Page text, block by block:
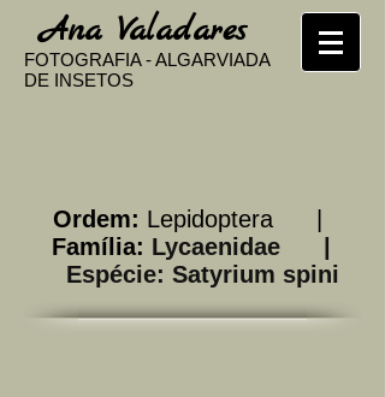
​Ana Valadares
FOTOGRAFIA - ALGARVIADA
DE INSETOS
Ordem: Lepidoptera |
Família: Lycaenidae |
Espécie: Satyrium spini